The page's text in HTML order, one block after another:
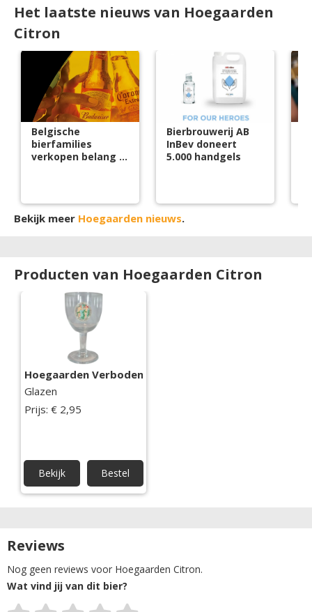
Het laatste nieuws van Hoegaarden
Citron
Belgische
bierfamilies
verkopen belang in
Bierbrouwerij AB
InBev doneert
5.000 handgels
Bekijk meer Hoegaarden nieuws.
Producten van Hoegaarden Citron
Hoegaarden Verboden Vrucht bierglas
Glazen
Prijs: € 2,95
Bekijk Bestel
Reviews
Nog geen reviews voor Hoegaarden Citron.
Wat vind jij van dit bier?